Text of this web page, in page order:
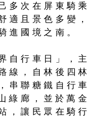
多次在屏東騎乘
適且景色多變，
進國境之南。
自行車日」，主
線，自林後四林
串聯糖鐵自行車
綠廊，並於萬金
，讓民眾在騎行